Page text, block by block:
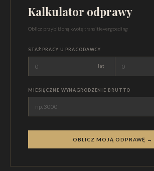
Kalkulator odprawy
Oblicz przybliżoną kwotę transitievergoeding
STAŻ PRACY U PRACODAWCY
lat
MIESIĘCZNE WYNAGRODZENIE BRUTTO
OBLICZ MOJĄ ODPRAWĘ →